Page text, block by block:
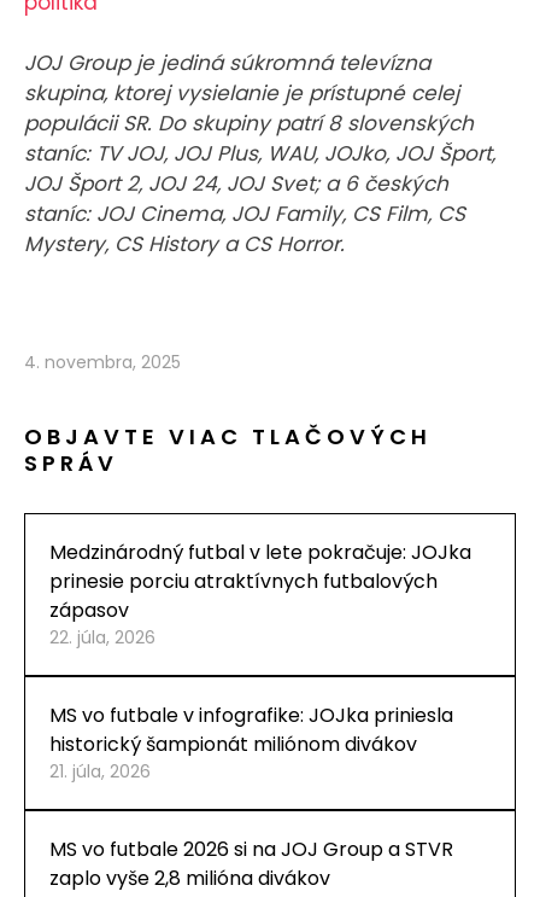
JOJ Group je jediná súkromná televízna
skupina, ktorej vysielanie je prístupné celej
populácii SR. Do skupiny patrí 8 slovenských
staníc: TV JOJ, JOJ Plus, WAU, JOJko, JOJ Šport,
JOJ Šport 2, JOJ 24, JOJ Svet; a 6 českých
staníc: JOJ Cinema, JOJ Family, CS Film, CS
Mystery, CS History a CS Horror.
4. novembra, 2025
OBJAVTE VIAC TLAČOVÝCH
SPRÁV
Medzinárodný futbal v lete pokračuje: JOJka
prinesie porciu atraktívnych futbalových
zápasov
22. júla, 2026
MS vo futbale v infografike: JOJka priniesla
historický šampionát miliónom divákov
21. júla, 2026
MS vo futbale 2026 si na JOJ Group a STVR
zaplo vyše 2,8 milióna divákov